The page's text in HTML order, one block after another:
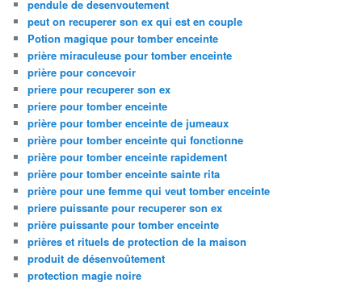
pendule de desenvoutement
peut on recuperer son ex qui est en couple
Potion magique pour tomber enceinte
prière miraculeuse pour tomber enceinte
prière pour concevoir
priere pour recuperer son ex
priere pour tomber enceinte
prière pour tomber enceinte de jumeaux
prière pour tomber enceinte qui fonctionne
prière pour tomber enceinte rapidement
prière pour tomber enceinte sainte rita
prière pour une femme qui veut tomber enceinte
priere puissante pour recuperer son ex
prière puissante pour tomber enceinte
prières et rituels de protection de la maison
produit de désenvoûtement
protection magie noire